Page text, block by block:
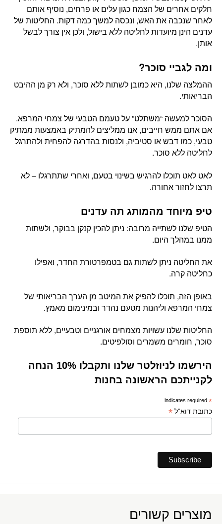
חלקים אחרים של הצמח כגון עלים או פרחים, נוסיף אותם
לאחר שנכבה את האש, ונכסה למשך כמה דקות. החליטות של
עדנים הינן מיועדות לחליטה ללא בישול, ולכן אין צורך לבשל
אותן.
ומה לגביי סוכר?
ההמלצה שלנו, היא כמובן לשתות ללא סוכר, ולא רק מן ההיבט
הבריאותי.
הסוכר למעשה “משתלט” על טעמם הטבעי של צמחי המרפא.
אם אתם ממש חייבים, אנו ממליצים להמתיק באמצעות ממתיק
טבעי, כמו דבש או סטיביה, ולנסות בהדרגה להפחית ולהתרגל
לחליטה ללא סוכר.
לאט לאט תוכלו להרגיש בשינוי בטעם, ואחרי שתתרגלו – לא
תרצו לחזור אחורה.
טיפ מיוחד מהמותג תה עדנים
הטיפ שלנו לשתייה מרובה: ניתן להכין קנקן בבוקר, ולשתות
ממנו במהלך היום.
את החליטה ניתן לשתות גם בטמפרטורת החדר, ואפילו
כחליטה קרה.
באופן הזה, תוכלו להפיק את המיטב מן הערך הבריאותי של
צמחי המרפא וליהנות מטעם נהדר ובמינימום מאמץ.
החליטות שלנו עשויות מצמחים אורגניים וטבעיים, ללא תוספת
סוכר, חומרים משמרים וסולפיטים.
הירשמו לניוזלטר שלנו ותקבלו 10% הנחה
לקנייתכם הראשונה בחנות
*
indicates required
כתובת דוא”ל *
מוצרים קשורים